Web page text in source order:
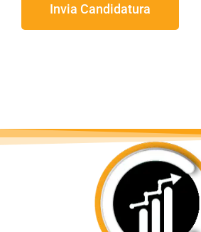
Invia Candidatura